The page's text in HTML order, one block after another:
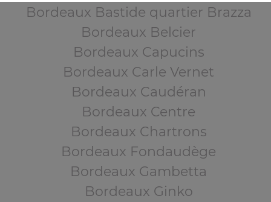
Bordeaux Bastide quartier Brazza
Bordeaux Belcier
Bordeaux Capucins
Bordeaux Carle Vernet
Bordeaux Caudéran
Bordeaux Centre
Bordeaux Chartrons
Bordeaux Fondaudège
Bordeaux Gambetta
Bordeaux Ginko